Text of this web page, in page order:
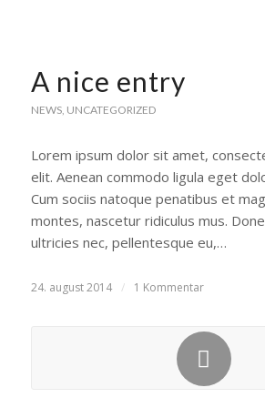
A nice entry
NEWS, UNCATEGORIZED
Lorem ipsum dolor sit amet,
elit. Aenean commodo ligula eget
Cum sociis natoque penatibus et
montes, nascetur ridiculus mus.
ultricies nec, pellentesque eu,…
24. august 2014 / 1 Kommentar